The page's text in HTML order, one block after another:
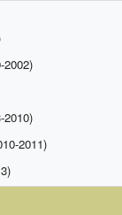
2002)
2010)
2011)